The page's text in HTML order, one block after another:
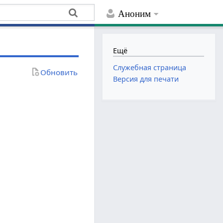
Аноним
Обновить
Ещё
Служебная страница
Версия для печати